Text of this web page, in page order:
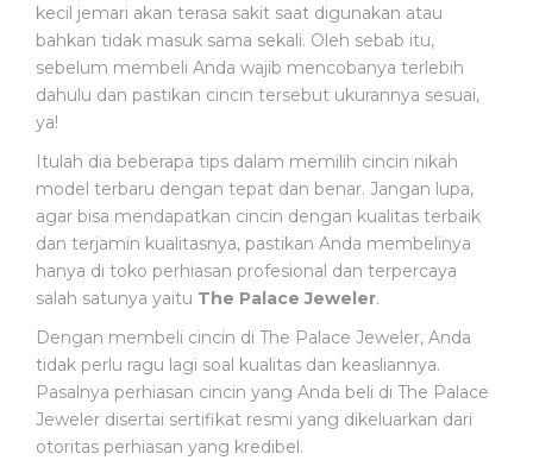
kecil jemari akan terasa sakit saat digunakan atau
bahkan tidak masuk sama sekali. Oleh sebab itu,
sebelum membeli Anda wajib mencobanya terlebih
dahulu dan pastikan cincin tersebut ukurannya sesuai,
ya!
Itulah dia beberapa tips dalam memilih cincin nikah
model terbaru dengan tepat dan benar. Jangan lupa,
agar bisa mendapatkan cincin dengan kualitas terbaik
dan terjamin kualitasnya, pastikan Anda membelinya
hanya di toko perhiasan profesional dan terpercaya
salah satunya yaitu The Palace Jeweler.
Dengan membeli cincin di The Palace Jeweler, Anda
tidak perlu ragu lagi soal kualitas dan keasliannya.
Pasalnya perhiasan cincin yang Anda beli di The Palace
Jeweler disertai sertifikat resmi yang dikeluarkan dari
otoritas perhiasan yang kredibel.